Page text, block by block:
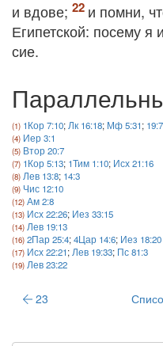
и вдове;
и помни,
Египетской: посему
сие.
1Кор 7:10; Лк 16:18; Мф 5:31; 19:7
Иер 3:1
Втор 20:7
1Кор 5:13; 1Тим 1:10; Исх 21:16
Лев 13:8; 14:3
Чис 12:10
Ам 2:8
Исх 22:26; Иез 33:15
Лев 19:13
2Пар 25:4;4Цар 14:6; Иез 18:20
Исх 22:21; Лев 19:33; Пс 81:3
Лев 23:22
23